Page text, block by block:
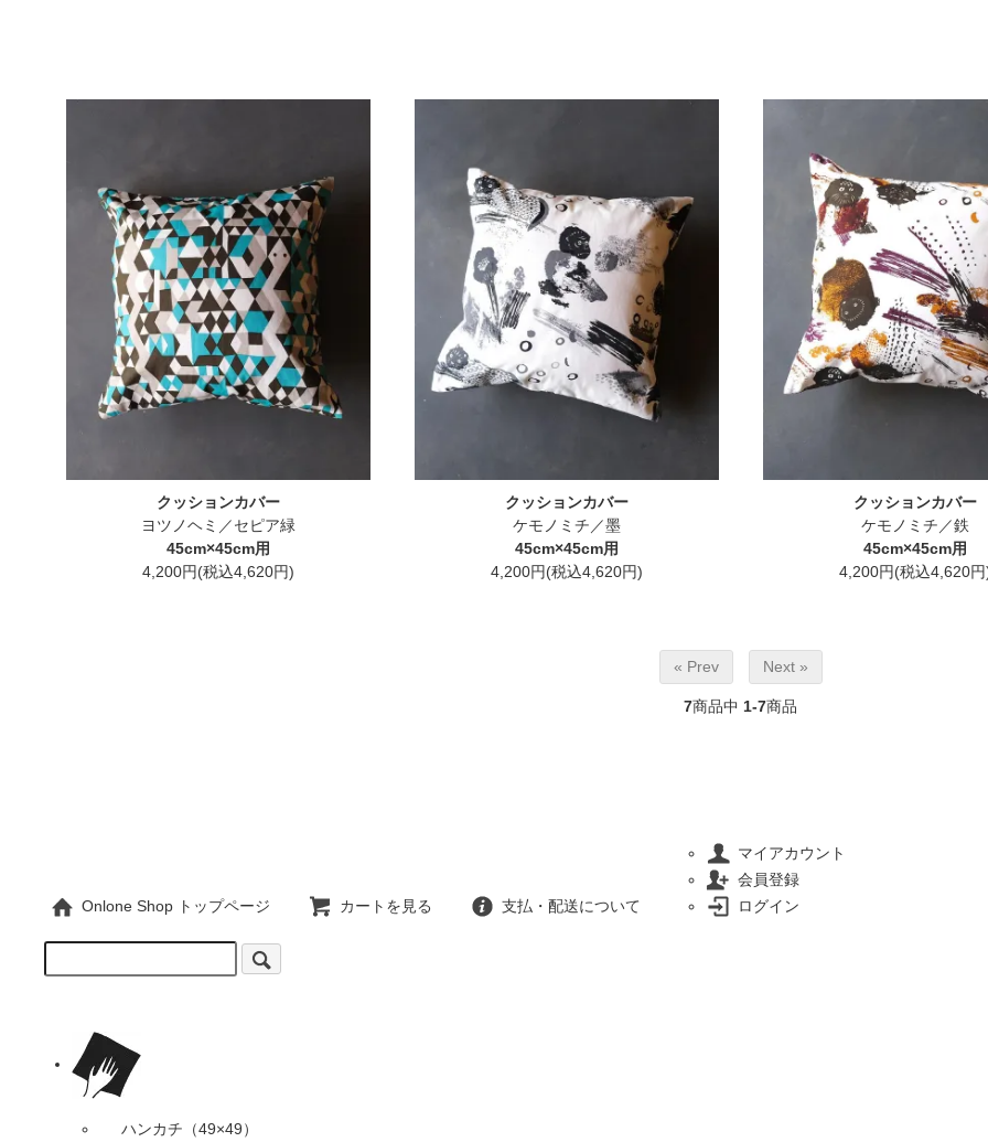
クッションカバー
ヨツノヘミ／セピア緑
45cm×45cm用
4,200円(税込4,620円)
クッションカバー
ケモノミチ／墨
45cm×45cm用
4,200円(税込4,620円)
クッションカバー
ケモノミチ／鉄
45cm×45cm用
4,200円(税込4,620
« Prev Next »
7商品中 1-7商品
Onlone Shop トップページ カートを見る 支払・配送について
マイアカウント
会員登録
ログイン
ハンカチ（49×49）